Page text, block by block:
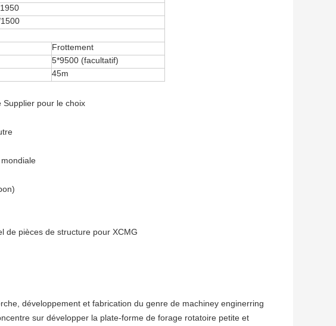
Frottement
5*9500 (facultatif)
45m
pour le choix
de pièces de structure pour XCMG
développement et fabrication du genre de machiney enginerring
sur développer la plate-forme de forage rotatoire petite et